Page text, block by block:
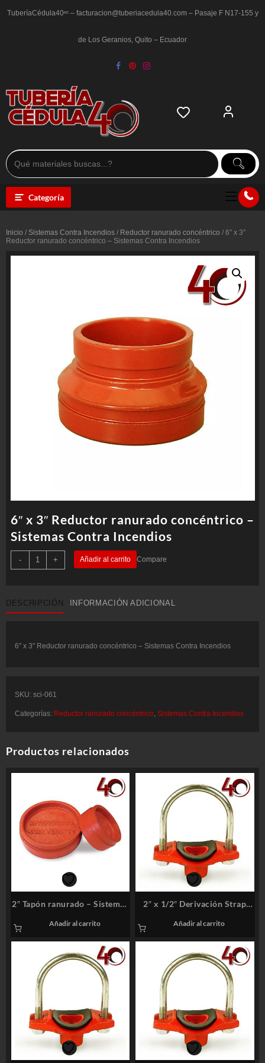
TuberíaCédula40ᵉᶜ – facturacion@tuberiacedula40.com – Pasaje F N17-155 y
de Los Geranios, Quito – Ecuador
Categoría
Inicio / Sistemas Contra Incendios / Reductor ranurado concéntrico / 6″ x 3″
Reductor ranurado concéntrico – Sistemas Contra Incendios
6″ x 3″ Reductor ranurado concéntrico –
Sistemas Contra Incendios
-
3"
-
Sistemas
+ Añadir al carrito Compare
DESCRIPCIÓN INFORMACIÓN ADICIONAL
6″ x 3″ Reductor ranurado concéntrico – Sistemas Contra Incendios
SKU: sci-061
Categorías: Reductor ranurado concéntrico, Sistemas Contra Incendios
Productos relacionados
2″ Tapón ranurado – Sistemas
Añadir al carrito
2″ x 1/2″ Derivación Strap
Incendios
Añadir al carrito